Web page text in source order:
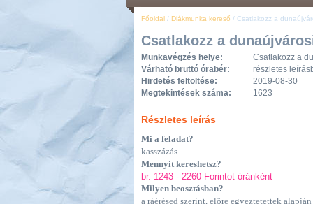
Főoldal / Diákmunka kereső / Csatlakozz a
Csatlakozz a
Munkavégzés helye:
Csatlakozz a
Várható bruttó órabér:
részletes
Hirdetés feltöltése:
2019-08-30
Megtekintések száma:
1623
Részletes leírás
Mi a feladat?
kasszázás
Mennyit kereshetsz?
br. 1243 - 2260 Forintot óránként
Milyen beosztásban?
a ráérésed szerint, előre egyeztetettek alapján